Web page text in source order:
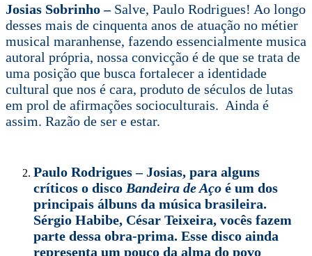
Josias Sobrinho – Salve, Paulo Rodrigues! Ao longo
desses mais de cinquenta anos de atuação no métier
musical maranhense, fazendo essencialmente musica
autoral própria, nossa convicção é de que se trata de
uma posição que busca fortalecer a identidade
cultural que nos é cara, produto de séculos de lutas
em prol de afirmações socioculturais. Ainda é
assim. Razão de ser e estar.
Paulo Rodrigues – Josias, para alguns
críticos o disco Bandeira de Aço é um dos
principais álbuns da música brasileira.
Sérgio Habibe, César Teixeira, vocês fazem
parte dessa obra-prima. Esse disco ainda
representa um pouco da alma do povo